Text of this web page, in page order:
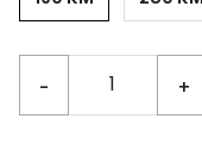
- +